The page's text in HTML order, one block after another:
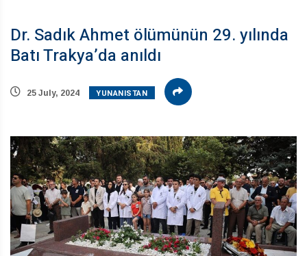
Dr. Sadık Ahmet ölümünün 29. yılında
Batı Trakya’da anıldı
25 July, 2024 YUNANISTAN